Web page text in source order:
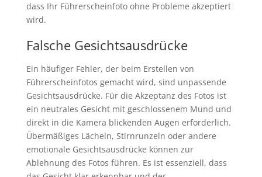
dass Ihr Führerscheinfoto ohne Probleme akzeptiert
wird.
Falsche Gesichtsausdrücke
Ein häufiger Fehler, der beim Erstellen von
Führerscheinfotos gemacht wird, sind unpassende
Gesichtsausdrücke. Für die Akzeptanz des Fotos ist
ein neutrales Gesicht mit geschlossenem Mund und
direkt in die Kamera blickenden Augen erforderlich.
Übermäßiges Lächeln, Stirnrunzeln oder andere
emotionale Gesichtsausdrücke können zur
Ablehnung des Fotos führen. Es ist essenziell, dass